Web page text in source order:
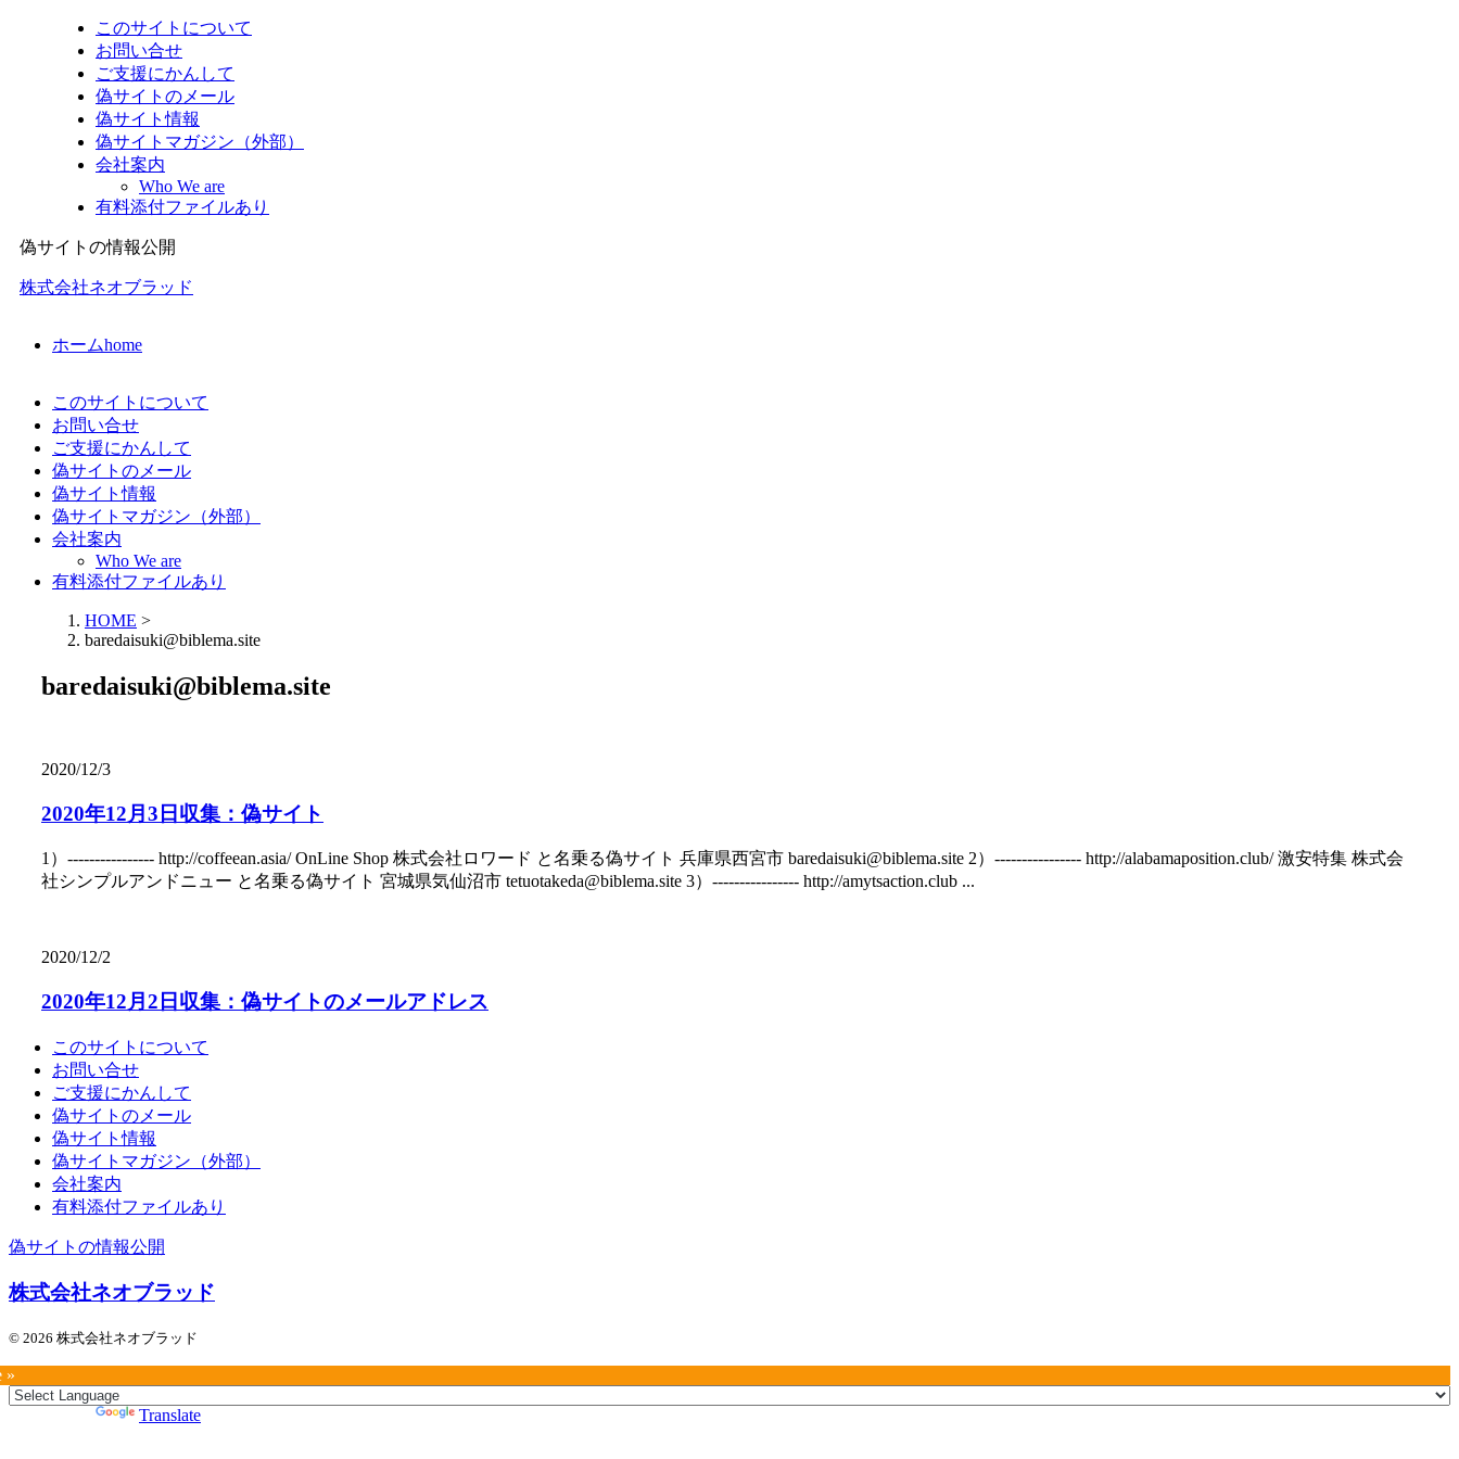
このサイトについて
お問い合せ
ご支援にかんして
偽サイトのメール
偽サイト情報
偽サイトマガジン（外部）
会社案内
Who We are
有料添付ファイルあり
偽サイトの情報公開
株式会社ネオブラッド
ホームhome
このサイトについて
お問い合せ
ご支援にかんして
偽サイトのメール
偽サイト情報
偽サイトマガジン（外部）
会社案内
Who We are
有料添付ファイルあり
HOME >
baredaisuki@biblema.site
baredaisuki@biblema.site
2020/12/3
2020年12月3日収集：偽サイト
1）---------------- http://coffeean.asia/ OnLine Shop 株式会社ロワード と名乗る偽サイト 兵庫県西宮市 baredaisuki@biblema.site 2）---------------- http://alabamaposition.club/ 激安特集 株式会
社シンプルアンドニュー と名乗る偽サイト 宮城県気仙沼市 tetuotakeda@biblema.site 3）---------------- http://amytsaction.club ...
2020/12/2
2020年12月2日収集：偽サイトのメールアドレス
このサイトについて
お問い合せ
ご支援にかんして
偽サイトのメール
偽サイト情報
偽サイトマガジン（外部）
会社案内
有料添付ファイルあり
偽サイトの情報公開
株式会社ネオブラッド
© 2026 株式会社ネオブラッド
»
Translate